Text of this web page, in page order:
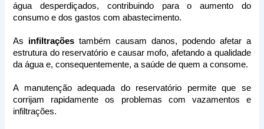
água desperdiçados, contribuindo para o aumento do
consumo e dos gastos com abastecimento.
As infiltrações também causam danos, podendo afetar a
estrutura do reservatório e causar mofo, afetando a qualidade
da água e, consequentemente, a saúde de quem a consome.
A manutenção adequada do reservatório permite que se
corrijam rapidamente os problemas com vazamentos e
infiltrações.